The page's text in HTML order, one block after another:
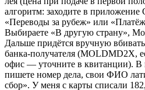
алгоритм: заходите в
«Переводы за рубеж» или
Выбираете «В другую страну»,
Дальше придётся вручную
банка-получателя (MOLDMD2X,
офис — уточните в квитанции). В
пишете номер дела, свои ФИО
сбор». У меня с карты списали